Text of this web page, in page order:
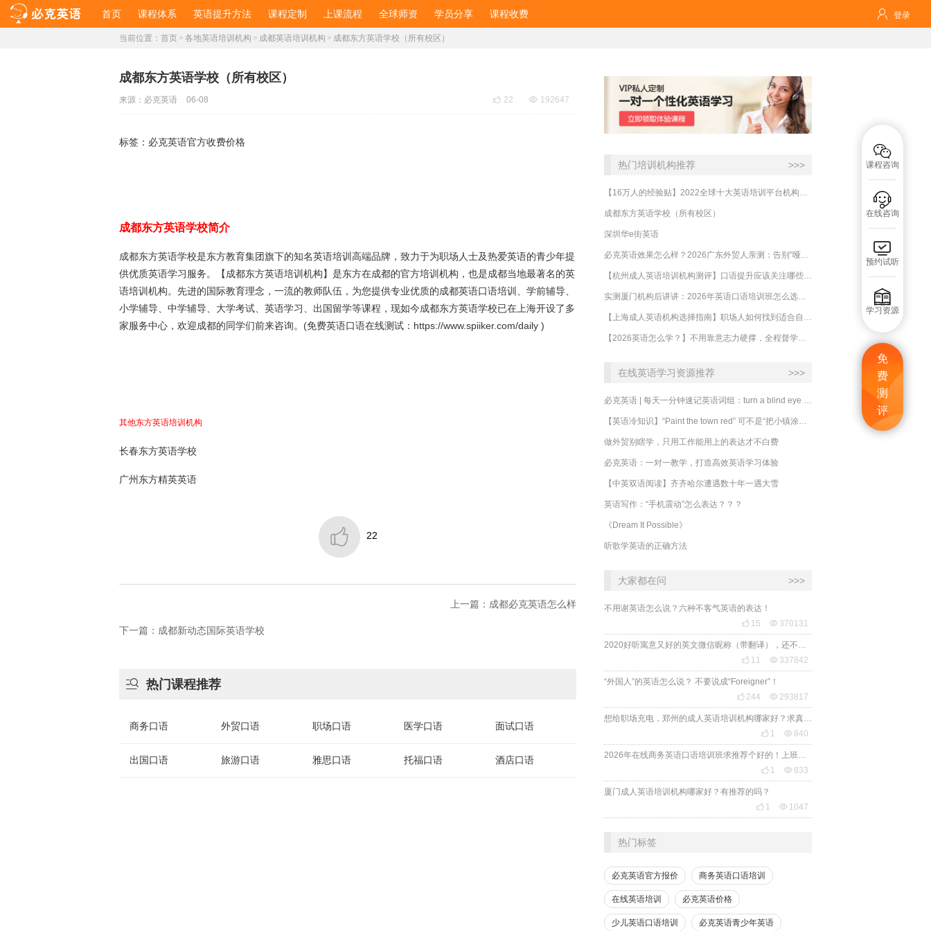
首页 课程体系 英语提升方法 课程定制 上课流程 全球师资 学员分享 课程收费  登录

课程咨询

在线咨询

预约试听

学习资源
免
费
测
评
当前位置： 首页 > 各地英语培训机构 > 成都英语培训机构 > 成都东方英语学校（所有校区）
成都东方英语学校（所有校区）
 22  192647
来源： 必克英语 06-08
标签： 必克英语官方收费价格
成都东方英语学校简介
成都东方英语学校是东方教育集团旗下的知名英语培训高端品牌，致力于为职场人士及热爱英语的青少年提
供优质英语学习服务。【成都东方英语培训机构】是东方在成都的官方培训机构，也是成都当地最著名的英
语培训机构。先进的国际教育理念，一流的教师队伍，为您提供专业优质的成都英语口语培训
、学前辅导、
小学辅导、中学辅导、大学考试、英语学习、出国留学等课程，现如今成都东方英语学校已在上海开设了多
家服务中心，欢迎成都的同学们前来咨询。(免费英语口语在线测试： https://www.spiiker.com/daily )
其他东方英语培训机构
长春东方英语学校
广州东方精英英语
 22
上一篇：成都必克英语怎么样
下一篇：成都新动态国际英语学校
 热门课程推荐
商务口语 外贸口语 职场口语 医学口语 面试口语
出国口语 旅游口语 雅思口语 托福口语 酒店口语
热门培训机构推荐 >>>
成都东方英语学校（所有校区）
深圳华e街英语
在线英语学习资源推荐 >>>
做外贸别瞎学，只用工作能用上的表达才不白费
必克英语：一对一教学，打造高效英语学习体验
【中英双语阅读】齐齐哈尔遭遇数十年一遇大雪
英语写作：“手机震动”怎么表达？？？
《Dream It Possible》
听歌学英语的正确方法
大家都在问 >>>
不用谢英语怎么说？六种不客气英语的表达！
 15  370131
 11  337842
“外国人”的英语怎么说？ 不要说成“Foreigner”！
 244  293817
 1  840
 1  833
厦门成人英语培训机构哪家好？有推荐的吗？
 1  1047
热门标签
必克英语官方报价 商务英语口语培训
在线英语培训 必克英语价格
少儿英语口语培训 必克英语青少年英语